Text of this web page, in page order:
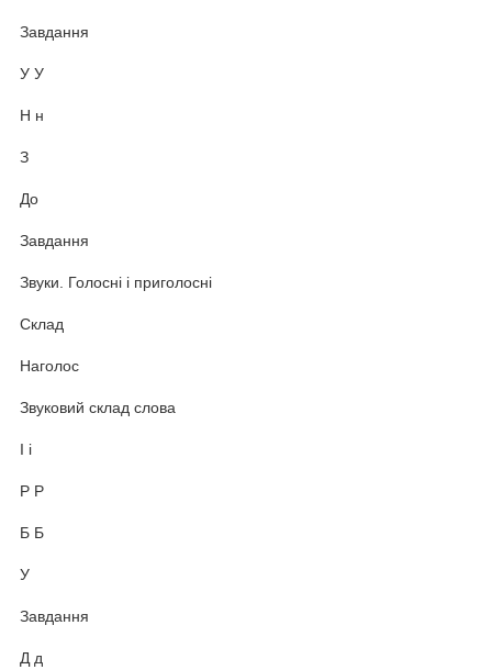
Завдання
У У
Н н
З
До
Завдання
Звуки. Голосні і приголосні
Склад
Наголос
Звуковий склад слова
І і
Р Р
Б Б
У
Завдання
Д д